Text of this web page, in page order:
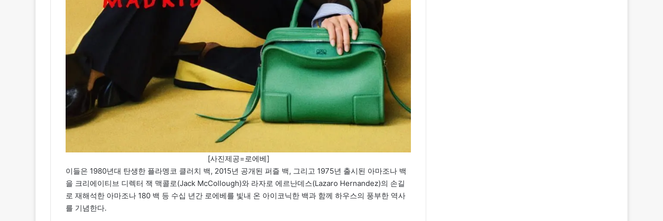
[사진제공=로에베]
이들은 1980년대 탄생한 플라멩코 클러치 백, 2015년 공개된 퍼즐 백, 그리고 1975년 출시된 아마조나 백
을 크리에이티브 디렉터 잭 맥콜로(Jack McCollough)와 라자로 에르난데스(Lazaro Hernandez)의 손길
로 재해석한 아마조나 180 백 등 수십 년간 로에베를 빛내 온 아이코닉한 백과 함께 하우스의 풍부한 역사
를 기념한다.